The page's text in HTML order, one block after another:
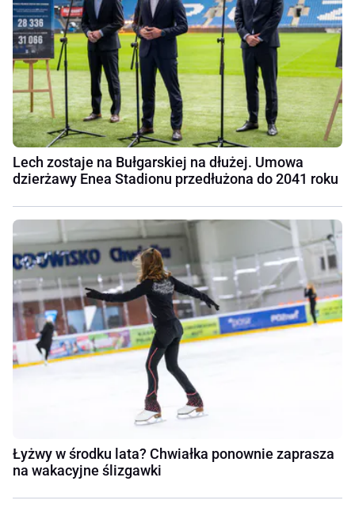
Lech zostaje na Bułgarskiej na dłużej. Umowa
dzierżawy Enea Stadionu przedłużona do 2041 roku
Łyżwy w środku lata? Chwiałka ponownie zaprasza
na wakacyjne ślizgawki